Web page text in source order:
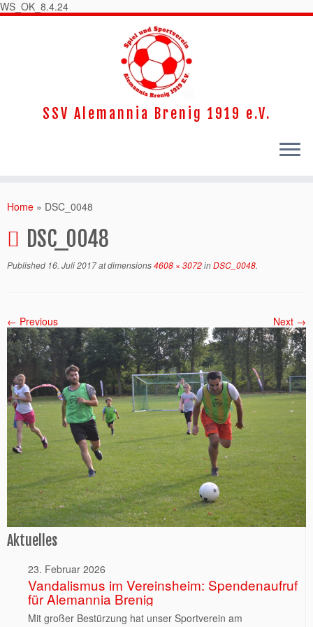
WS_OK_8.4.24
SSV Alemannia Brenig 1919 e.V.
Home » DSC_0048
DSC_0048
Published 16. Juli 2017at dimensions4608 × 3072inDSC_0048.
← Previous Next →
Aktuelles
23. Februar 2026
Vandalismus im Vereinsheim: Spendenaufruf
für Alemannia Brenig
Mit großer Bestürzung hat unser Sportverein am